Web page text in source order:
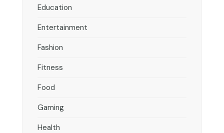
Education
Entertainment
Fashion
Fitness
Food
Gaming
Health